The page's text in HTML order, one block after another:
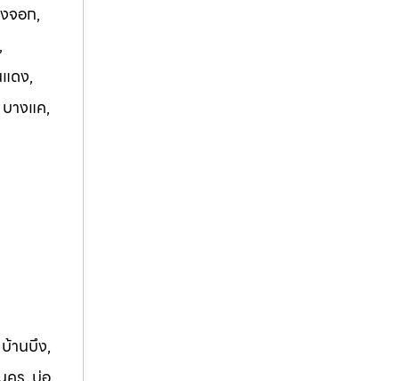
จอก,
ดง,
างแค,
านบึง,